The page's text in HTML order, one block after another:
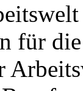
für